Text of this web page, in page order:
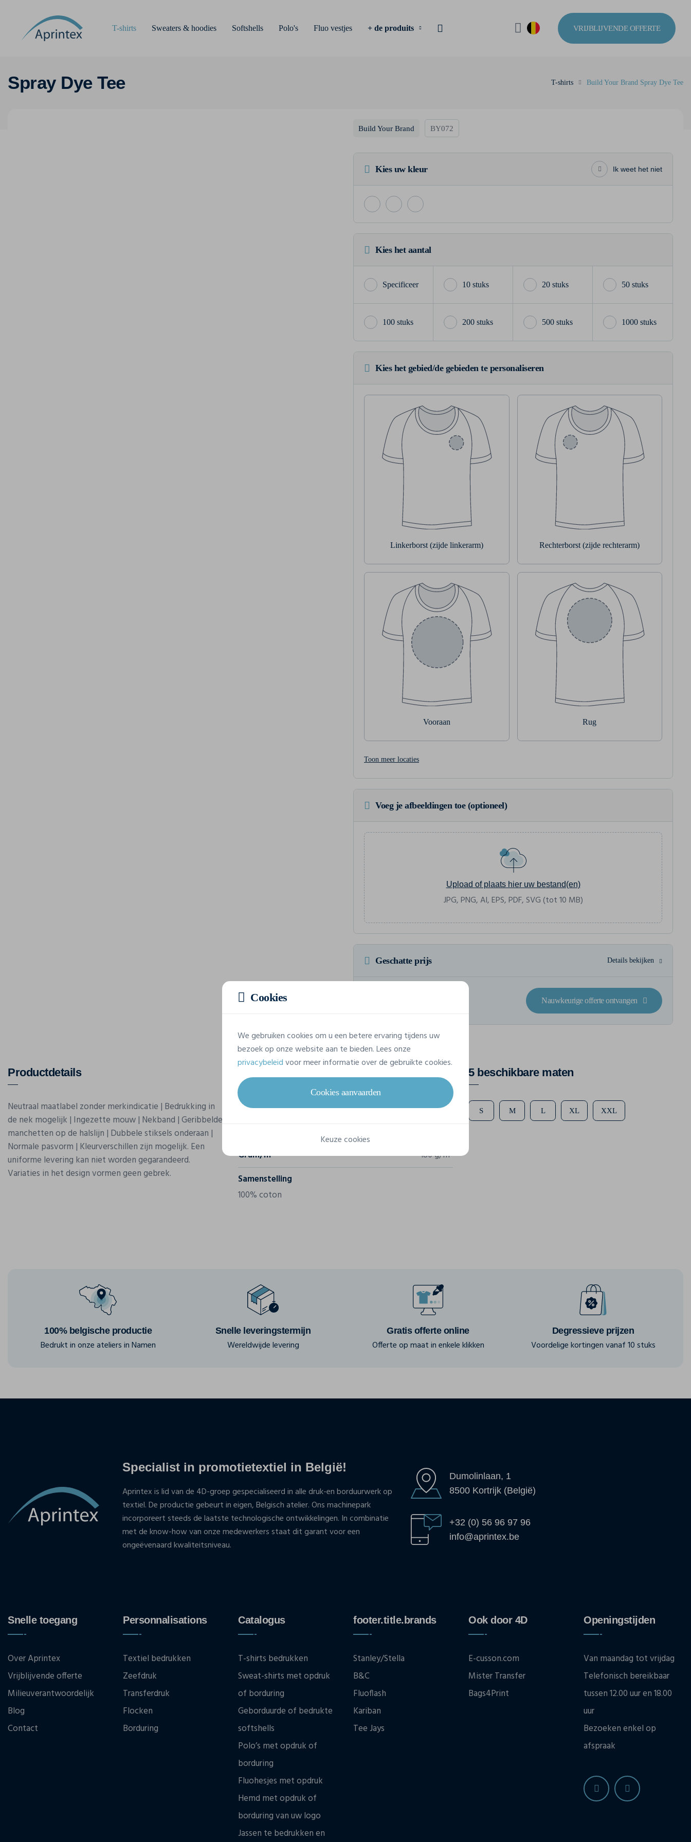
T-shirts Sweaters & hoodies Softshells Polo's Fluo vestjes + de produits VRIJBLIJVENDE OFFERTE
Spray Dye Tee T-shirts Build Your Brand Spray Dye Tee
Build Your Brand BY072
Kies uw kleur Ik weet het niet
Kies het aantal
10 stuks 20 stuks 50 stuks
100 stuks 200 stuks 500 stuks 1000 stuks
Kies het gebied/de gebieden te personaliseren
Linkerborst (zijde linkerarm) Rechterborst (zijde rechterarm)
Vooraan Rug
Toon meer locaties
Voeg je afbeeldingen toe (optioneel)
Upload of plaats hier uw bestand(en)
JPG, PNG, AI, EPS, PDF, SVG (tot 10 MB)
Geschatte prijs Details bekijken
Nauwkeurige offerte ontvangen
Productdetails
Neutraal maatlabel zonder merkindicatie | Bedrukking in
de nek mogelijk | Ingezette mouw | Nekband | Geribbelde
manchetten op de halslijn | Dubbele stiksels onderaan |
Normale pasvorm | Kleurverschillen zijn mogelijk. Een
uniforme levering kan niet worden gegarandeerd.
Variaties in het design vormen geen gebrek.
Merk
Build Your Brand
Gram/m²
180 g/m²
Samenstelling
100% coton
5 beschikbare maten
S M L XL XXL
100% belgische productie
Bedrukt in onze ateliers in Namen
Snelle leveringstermijn
Wereldwijde levering
Gratis offerte online
Offerte op maat in enkele klikken
Degressieve prijzen
Voordelige kortingen vanaf 10 stuks
Specialist in promotietextiel in België!
Aprintex is lid van de 4D-groep gespecialiseerd in alle druk-en borduurwerk op
textiel. De productie gebeurt in eigen, Belgisch atelier. Ons machinepark
incorporeert steeds de laatste technologische ontwikkelingen. In combinatie
met de know-how van onze medewerkers staat dit garant voor een
ongeëvenaard kwaliteitsniveau.
Dumolinlaan, 1
8500 Kortrijk (België)
+32 (0) 56 96 97 96
info@aprintex.be
Snelle toegang
Over Aprintex
Vrijblijvende offerte
Milieuverantwoordelijk
Blog
Contact
Personnalisations
Textiel bedrukken
Zeefdruk
Transferdruk
Flocken
Borduring
Catalogus
T-shirts bedrukken
Sweat-shirts met opdruk
of borduring
Geborduurde of bedrukte
softshells
Polo’s met opdruk of
borduring
Fluohesjes met opdruk
Hemd met opdruk of
borduring van uw logo
Jassen te bedrukken en
footer.title.brands
Stanley/Stella
B&C
Fluoflash
Kariban
Tee Jays
Ook door 4D
E-cusson.com
Mister Transfer
Bags4Print
Openingstijden
Van maandag tot vrijdag
Telefonisch bereikbaar
tussen 12.00 uur en 18.00
uur
Bezoeken enkel op
afspraak
Cookies
We gebruiken cookies om u een betere ervaring tijdens uw
bezoek op onze website aan te bieden. Lees onze
privacybeleidvoor meer informatie over de gebruikte cookies.
Cookies aanvaarden
Keuze cookies